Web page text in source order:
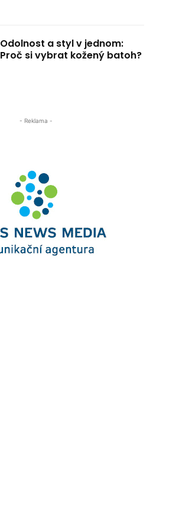
Odolnost a styl v jednom:
Proč si vybrat kožený batoh?
- Reklama -